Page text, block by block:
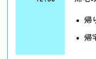
帰
帰